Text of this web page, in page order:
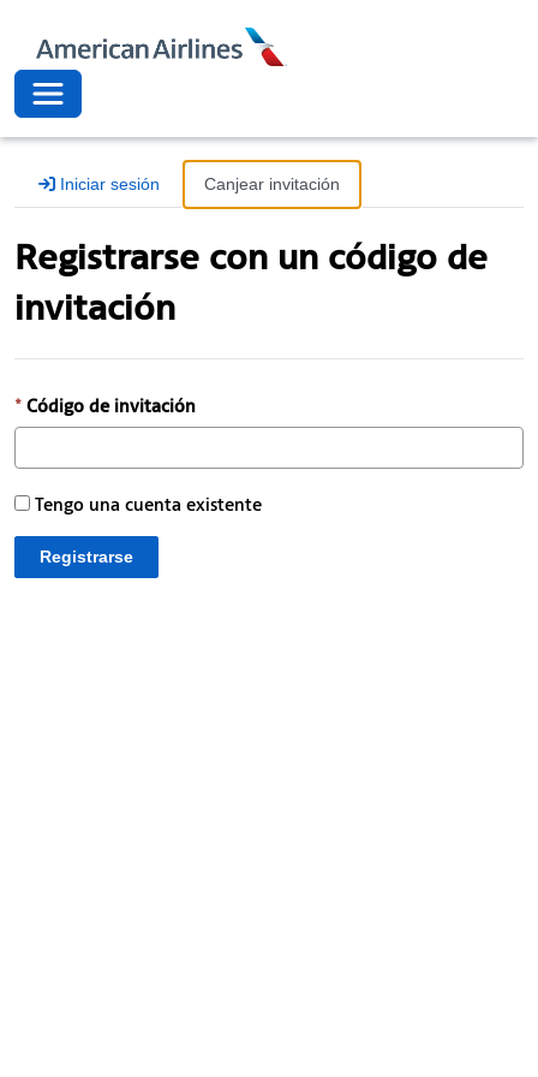
Toggle navigation
Iniciar sesión Canjear invitación
Registrarse con un código de
invitación
Código de invitación
Tengo una cuenta existente
Registrarse